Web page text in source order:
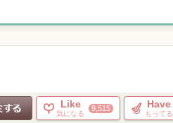
Like
気になる
9,515 Have
もってる